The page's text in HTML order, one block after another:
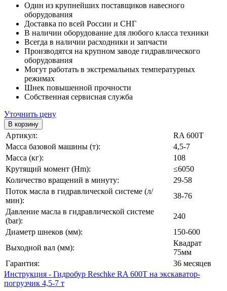
Один из крупнейших поставщиков навесного
оборудования
Доставка по всей России и СНГ
В наличии оборудование для любого класса техники
Всегда в наличии расходники и запчасти
Производятся на крупном заводе гидравлического
оборудования
Могут работать в экстремальных температурных
режимах
Шнек повышенной прочности
Собственная сервисная служба
Уточнить цену
Артикул:
RA 600T
Масса базовой машины (т):
4,5-7
Масса (кг):
108
Крутящий момент (Hm):
≤6050
Количество вращений в минуту:
29-58
Поток масла в гидравлической системе (л/
мин):
38-76
Давление масла в гидравлической системе
(bar):
240
Диаметр шнеков (мм):
150-600
Выходной вал (мм):
Квадрат
75мм
Гарантия:
36 месяцев
Инструкция - Гидробур Reschke RA 600T на экскаватор-
погрузчик 4,5-7 т